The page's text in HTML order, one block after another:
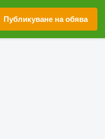
Публикуване на обява